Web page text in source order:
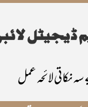
نکاتی لائحہ عمل